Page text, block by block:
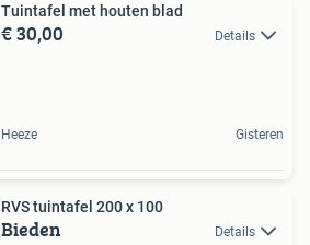
Tuintafel met houten blad
€ 30,00 Details
Heeze Gisteren
RVS tuintafel 200 x 100
Bieden Details